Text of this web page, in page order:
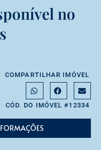
no
COMPARTILHAR IMÓVEL
CÓD. DO IMÓVEL #12334